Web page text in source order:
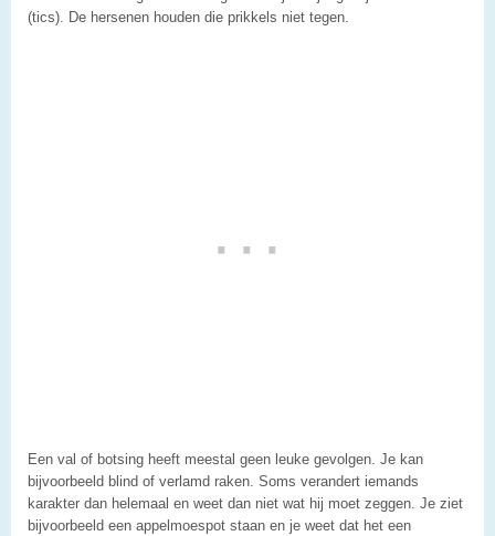
(tics). De hersenen houden die prikkels niet tegen.
Een val of botsing heeft meestal geen leuke gevolgen. Je kan
bijvoorbeeld blind of verlamd raken. Soms verandert iemands
karakter dan helemaal en weet dan niet wat hij moet zeggen. Je ziet
bijvoorbeeld een appelmoespot staan en je weet dat het een